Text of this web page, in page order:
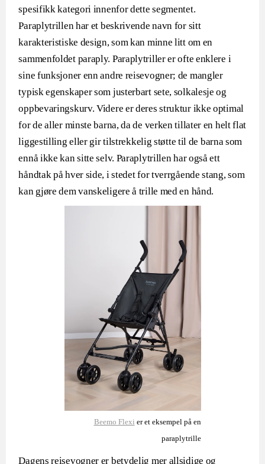
spesifikk kategori innenfor dette segmentet.
Paraplytrillen har et beskrivende navn for sitt
karakteristiske design, som kan minne litt om en
sammenfoldet paraply. Paraplytriller er ofte enklere i
sine funksjoner enn andre reisevogner; de mangler
typisk egenskaper som justerbart sete, solkalesje og
oppbevaringskurv. Videre er deres struktur ikke optimal
for de aller minste barna, da de verken tillater en helt flat
liggestilling eller gir tilstrekkelig støtte til de barna som
ennå ikke kan sitte selv. Paraplytrillen har også ett
håndtak på hver side, i stedet for tverrgående stang, som
kan gjøre dem vanskeligere å trille med en hånd.
Beemo Flexi er et eksempel på en
paraplytrille
Dagens reisevogner er betydelig mer allsidige og